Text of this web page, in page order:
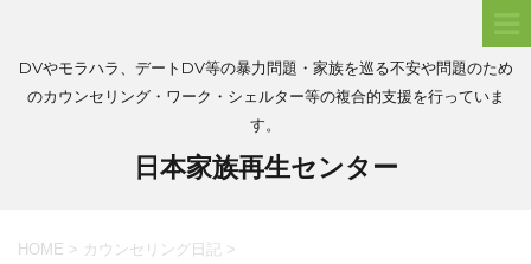
DVやモラハラ、デートDV等の暴力問題・家族を巡る不安や問題のため
のカウンセリング・ワーク・シェルター等の複合的支援を行っていま
す。
日本家族再生センター
HOME > カウンセリング日記 >